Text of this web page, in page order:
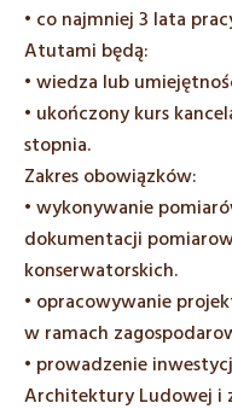
• co najmniej 3 lata
Atutami będą:
• wiedza lub
• ukończony kurs
stopnia.
Zakres obowiązków:
• wykonywanie
dokumentacji
konserwatorskich.
• opracowywanie
w ramach
• prowadzenie
Architektury Ludowej i